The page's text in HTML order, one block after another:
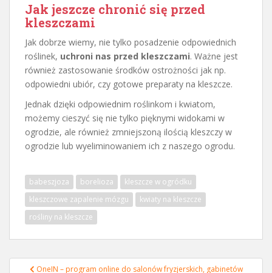
Jak jeszcze chronić się przed
kleszczami
Jak dobrze wiemy, nie tylko posadzenie odpowiednich
roślinek, uchroni nas przed kleszczami. Ważne jest
również zastosowanie środków ostrożności jak np.
odpowiedni ubiór, czy gotowe preparaty na kleszcze.
Jednak dzięki odpowiednim roślinkom i kwiatom,
możemy cieszyć się nie tylko pięknymi widokami w
ogrodzie, ale również zmniejszoną ilością kleszczy w
ogrodzie lub wyeliminowaniem ich z naszego ogrodu.
babeszjoza borelioza
kleszcze w ogródku
kleszczowe zapalenie mózgu
kwiaty na kleszcze
rośliny na kleszcze
OneIN – program online do salonów fryzjerskich, gabinetów